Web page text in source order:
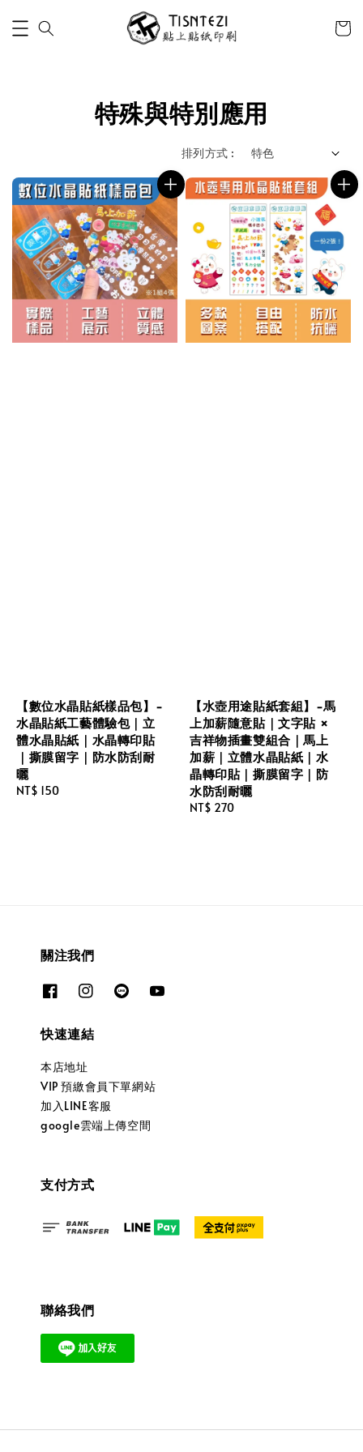
特殊與特別應用
排列方式 :
【數位水晶貼紙樣品包】-
水晶貼紙工藝體驗包｜立
體水晶貼紙｜水晶轉印貼
｜撕膜留字｜防水防刮耐
曬
Regular
NT$ 150
【水壺用途貼紙套組】-馬
上加薪隨意貼｜文字貼 ×
吉祥物插畫雙組合｜馬上
加薪｜立體水晶貼紙｜水
晶轉印貼｜撕膜留字｜防
水防刮耐曬
Regular
NT$ 270
關注我們
快速連結
本店地址
VIP 預繳會員下單網站
加入LINE客服
google雲端上傳空間
支付方式
聯絡我們